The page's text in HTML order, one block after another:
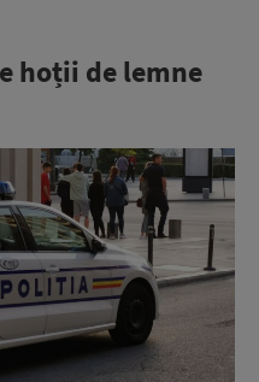
hoții de lemne